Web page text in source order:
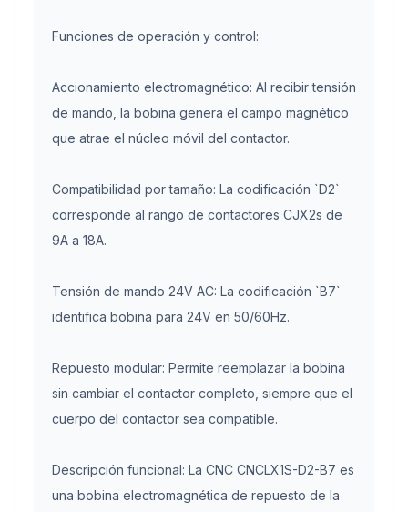
Funciones de operación y control:
Accionamiento electromagnético: Al recibir tensión
de mando, la bobina genera el campo magnético
que atrae el núcleo móvil del contactor.
Compatibilidad por tamaño: La codificación `D2`
corresponde al rango de contactores CJX2s de
9A a 18A.
Tensión de mando 24V AC: La codificación `B7`
identifica bobina para 24V en 50/60Hz.
Repuesto modular: Permite reemplazar la bobina
sin cambiar el contactor completo, siempre que el
cuerpo del contactor sea compatible.
Descripción funcional: La CNC CNCLX1S-D2-B7 es
una bobina electromagnética de repuesto de la